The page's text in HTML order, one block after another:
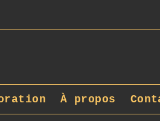
À propos